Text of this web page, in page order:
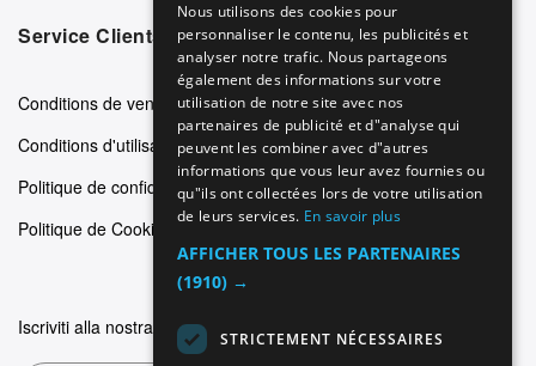
Service Clients
Conditions de vente
Conditions d'utilisation
Politique de confidentialité
Politique de Cookie
Iscriviti alla nostra newsletter
ITALIAN
SPANISH
FRENCH
Nous utilisons des cookies pour
personnaliser le contenu, les publicités et
analyser notre trafic. Nous partageons
également des informations sur votre
utilisation de notre site avec nos
partenaires de publicité et d"analyse qui
peuvent les combiner avec d"autres
informations que vous leur avez fournies ou
qu"ils ont collectées lors de votre utilisation
de leurs services. En savoir plus
AFFICHER TOUS LES PARTENAIRES
(1910) →
STRICTEMENT NÉCESSAIRES